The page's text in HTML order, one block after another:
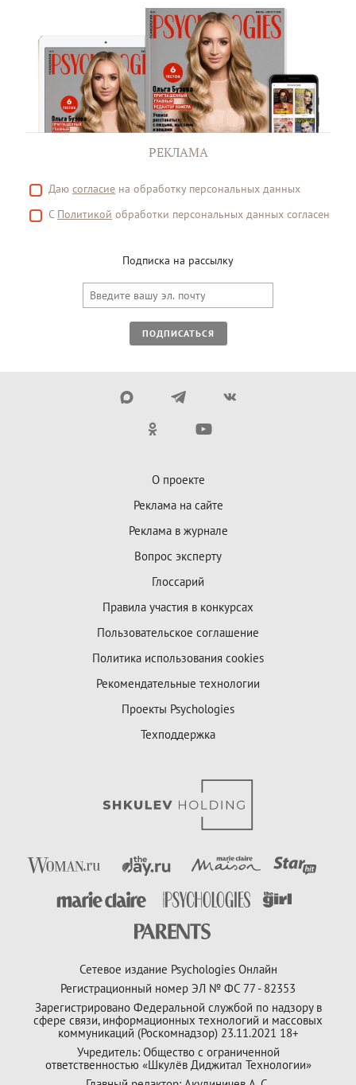
РЕКЛАМА
Даю согласие на обработку персональных данных
С Политикой обработки персональных данных согласен
Подписка на рассылку
ПОДПИСАТЬСЯ
О проекте
Реклама на сайте
Реклама в журнале
Вопрос эксперту
Глоссарий
Правила участия в конкурсах
Пользовательское соглашение
Политика использования cookies
Рекомендательные технологии
Проекты Psychologies
Техподдержка
Сетевое издание Psychologies Онлайн
Регистрационный номер ЭЛ № ФС 77 - 82353
Зарегистрировано Федеральной службой по надзору в
сфере связи, информационных технологий и массовых
коммуникаций (Роскомнадзор) 23.11.2021 18+
Учредитель: Общество с ограниченной
ответственностью «Шкулёв Диджитал Технологии»